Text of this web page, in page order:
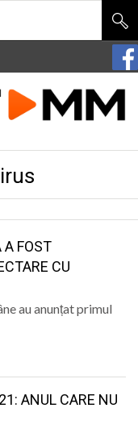
A FOST
CU
au anunțat primul
ANUL CARE NU